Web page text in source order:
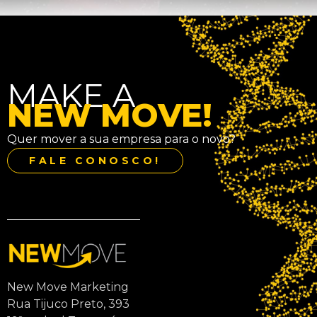
MAKE A
NEW MOVE!
Quer mover a sua empresa para o novo?
FALE CONOSCO!
New Move Marketing
Rua Tijuco Preto, 393